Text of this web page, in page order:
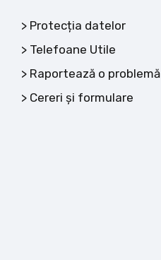
Protecția datelor
Telefoane Utile
Raportează o problemă
Cereri și formulare